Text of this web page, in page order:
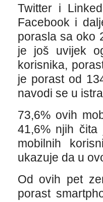
Twitter i
Facebook i
porasla sa oko
je još uvijek
korisnika,
je porast od
navodi se u
73,6% ovih
41,6% njih čita
mobilnih
ukazuje da u
Od ovih pet
porast